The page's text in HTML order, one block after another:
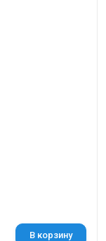
В корзину